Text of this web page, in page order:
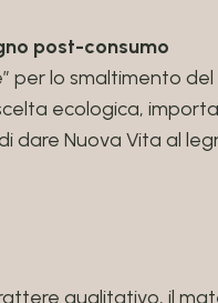
post-consumo
per lo smaltimento
ecologica,
dare Nuova Vita al
qualitativo, il